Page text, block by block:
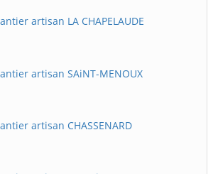
artisan LA CHAPELAUDE
artisan SAiNT-MENOUX
artisan CHASSENARD